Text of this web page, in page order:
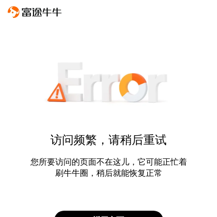
访问频繁，请稍后重试
您所要访问的页面不在这儿，它可能正忙着
刷牛牛圈，稍后就能恢复正常